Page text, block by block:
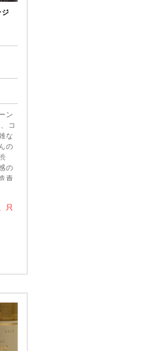
ン
コ
な
の
の
責
仕
の
只